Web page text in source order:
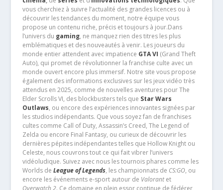
vous cherchiez à suivre l’actualité des grandes licences ou à
découvrir les tendances du moment, notre équipe vous
propose un contenu riche, précis et toujours à jour.Dans
l’univers du gaming, ne manquez rien des titres les plus
emblématiques et des nouveautés à venir. Les joueurs du
monde entier attendent avec impatience GTA VI (Grand Theft
Auto), qui promet de révolutionner la franchise culte avec un
monde ouvert encore plus immersif. Notre site vous propose
également des informations exclusives sur les jeux vidéo très
attendus en 2025, comme de nouvelles aventures pour The
Elder Scrolls VI, des blockbusters tels que Star Wars
Outlaws, ou encore des expériences innovantes signées par
les studios indépendants. Que vous soyez fan de franchises
cultes comme Call of Duty, Assassin’s Creed, The Legend of
Zelda ou encore Final Fantasy, ou curieux de découvrir les
dernières pépites indépendantes telles que Hollow Knight ou
Celeste, nous couvrons tout ce qui fait vibrer l’univers
vidéoludique. Suivez avec nous les tournois phares comme les
Worlds de League of Legends, les championnats de CS:GO, ou
encore les événements e-sport autour de Valorantet